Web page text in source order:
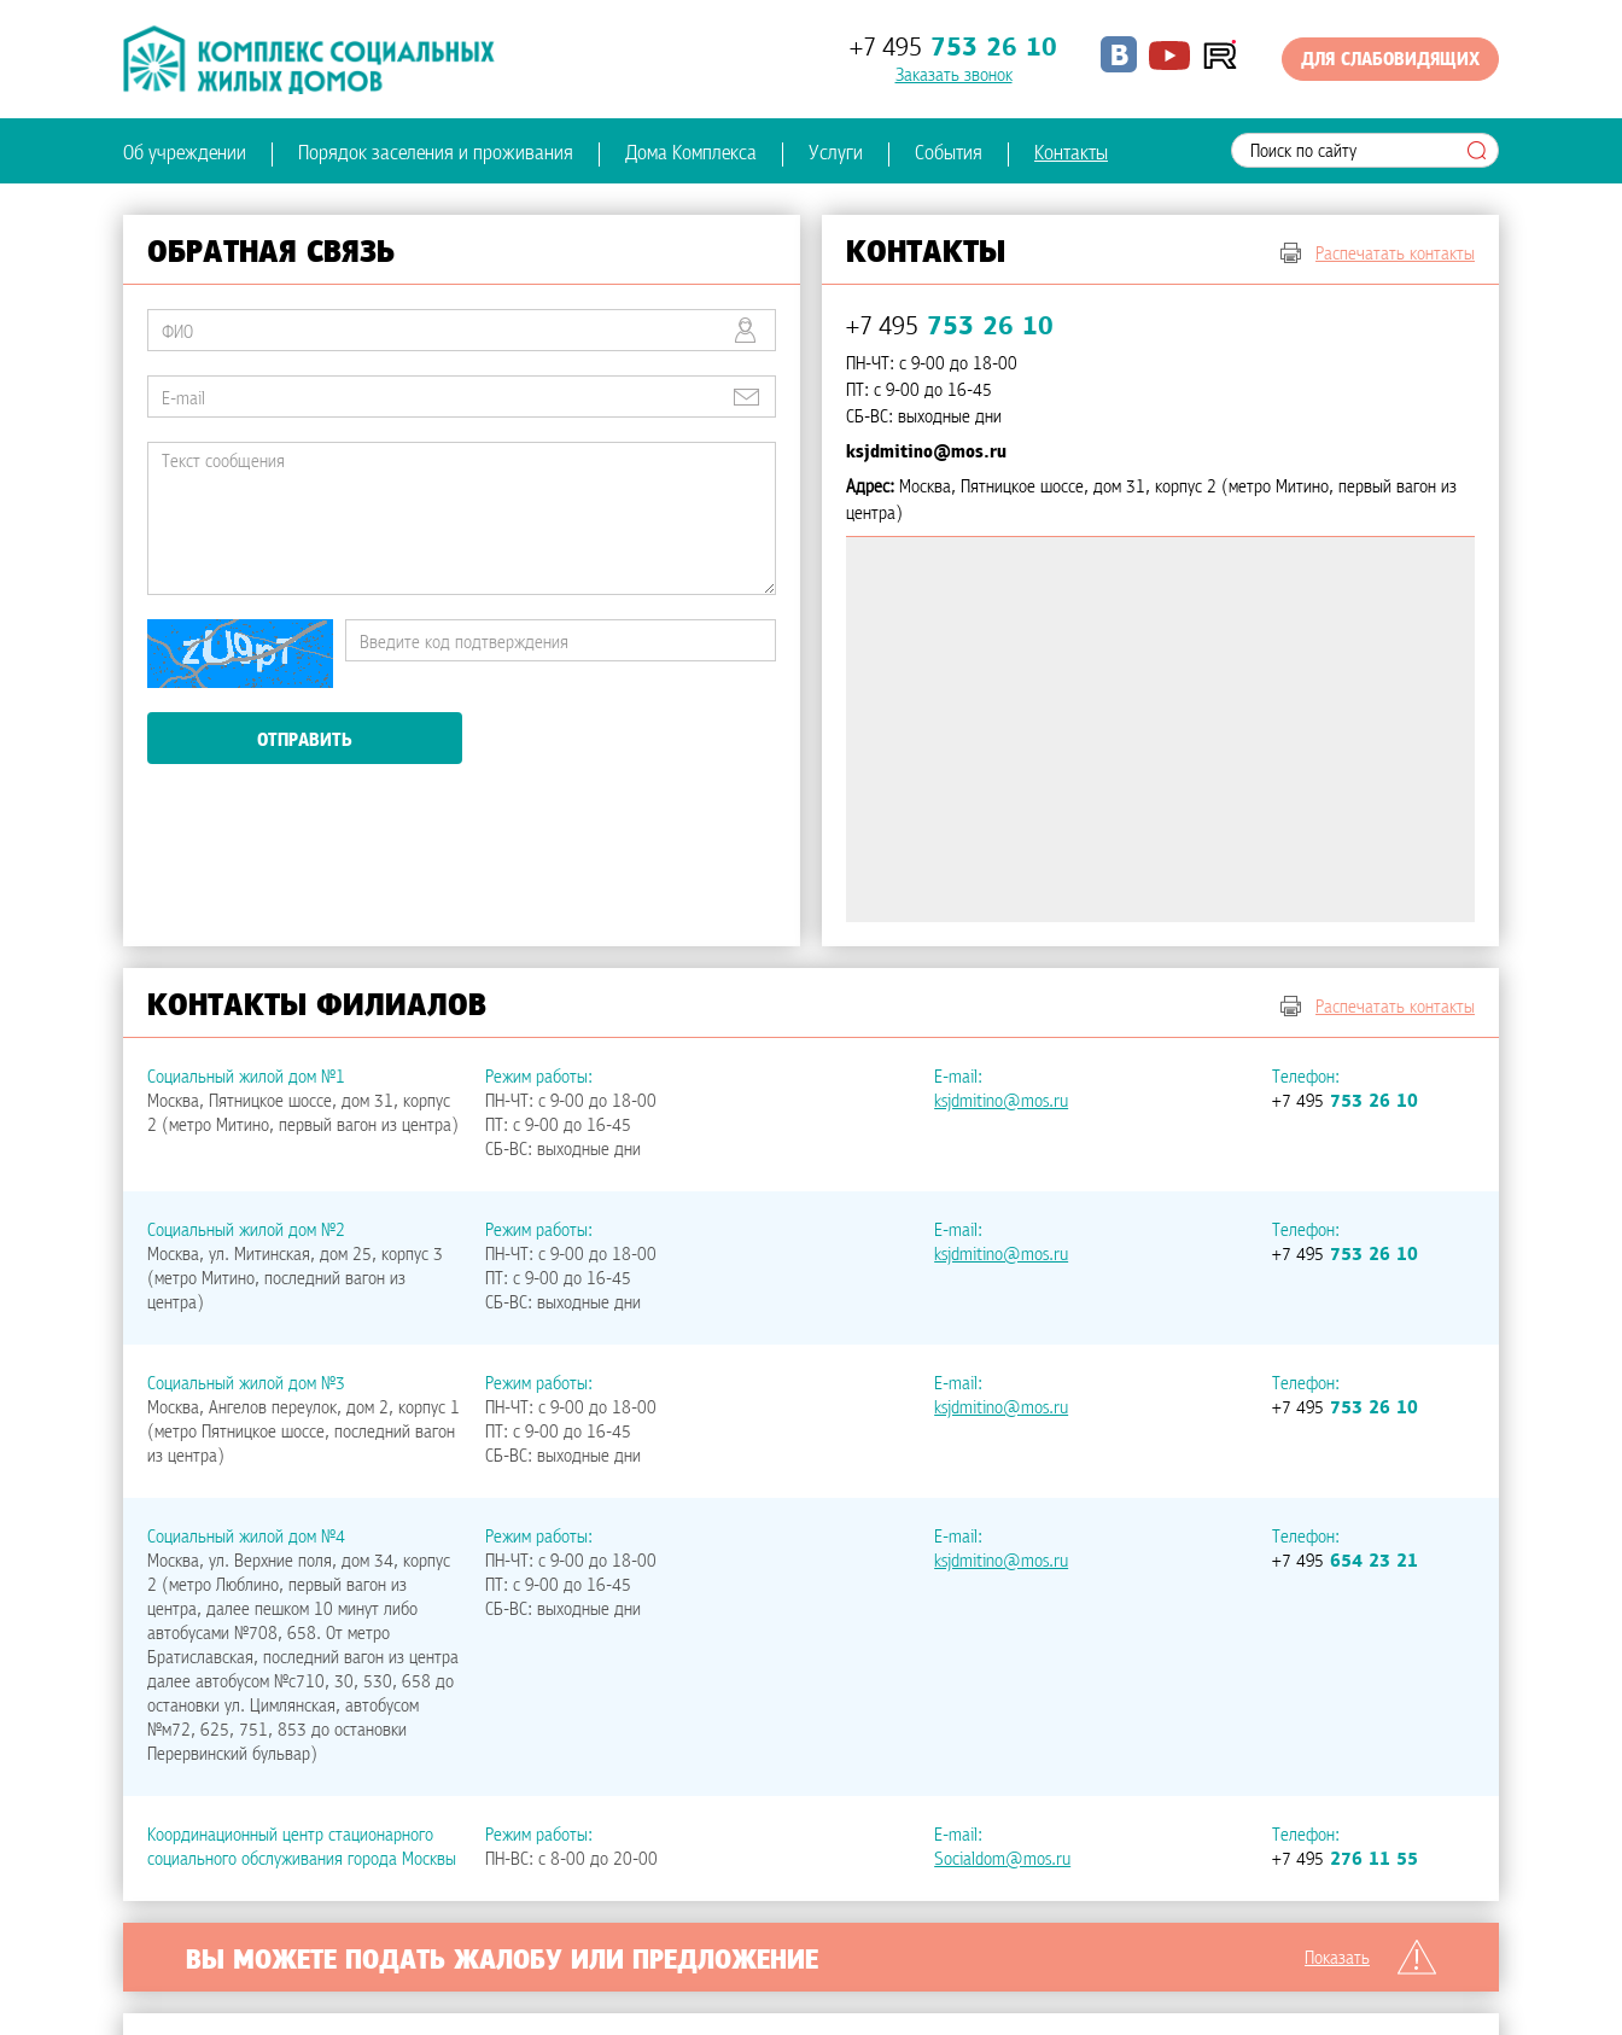
+7 495 753 26 10
Заказать звонок
ДЛЯ СЛАБОВИДЯЩИХ
Об учреждении Порядок заселения и проживания Дома Комплекса Услуги События Контакты
ОБРАТНАЯ СВЯЗЬ
ОТПРАВИТЬ
КОНТАКТЫ Распечатать контакты
+7 495 753 26 10
ПН-ЧТ: с 9-00 до 18-00
ПТ: с 9-00 до 16-45
СБ-ВС: выходные дни
ksjdmitino@mos.ru
Адрес: Москва, Пятницкое шоссе, дом 31, корпус 2 (метро Митино, первый вагон из
центра)
КОНТАКТЫ ФИЛИАЛОВ Распечатать контакты
Социальный жилой дом №1
Москва, Пятницкое шоссе, дом 31, корпус
2 (метро Митино, первый вагон из центра)
Режим работы:
ПН-ЧТ: с 9-00 до 18-00
ПТ: с 9-00 до 16-45
СБ-ВС: выходные дни
E-mail:
ksjdmitino@mos.ru
Телефон:
+7 495 753 26 10
Социальный жилой дом №2
Москва, ул. Митинская, дом 25, корпус 3
(метро Митино, последний вагон из
центра)
Режим работы:
ПН-ЧТ: с 9-00 до 18-00
ПТ: с 9-00 до 16-45
СБ-ВС: выходные дни
E-mail:
ksjdmitino@mos.ru
Телефон:
+7 495 753 26 10
Социальный жилой дом №3
Москва, Ангелов переулок, дом 2, корпус 1
(метро Пятницкое шоссе, последний вагон
из центра)
Режим работы:
ПН-ЧТ: с 9-00 до 18-00
ПТ: с 9-00 до 16-45
СБ-ВС: выходные дни
E-mail:
ksjdmitino@mos.ru
Телефон:
+7 495 753 26 10
Социальный жилой дом №4
Москва, ул. Верхние поля, дом 34, корпус
2 (метро Люблино, первый вагон из
центра, далее пешком 10 минут либо
автобусами №708, 658. От метро
Братиславская, последний вагон из центра
далее автобусом №с710, 30, 530, 658 до
остановки ул. Цимлянская, автобусом
№м72, 625, 751, 853 до остановки
Перервинский бульвар)
Режим работы:
ПН-ЧТ: с 9-00 до 18-00
ПТ: с 9-00 до 16-45
СБ-ВС: выходные дни
E-mail:
ksjdmitino@mos.ru
Телефон:
+7 495 654 23 21
Координационный центр стационарного
социального обслуживания города Москвы
Режим работы:
ПН-ВС: с 8-00 до 20-00
E-mail:
Socialdom@mos.ru
Телефон:
+7 495 276 11 55
ВЫ МОЖЕТЕ ПОДАТЬ ЖАЛОБУ ИЛИ ПРЕДЛОЖЕНИЕ Показать